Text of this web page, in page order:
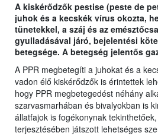
A kiskérődzők pestise (peste de
juhok és a kecskék vírus okozta,
tünetekkel, a száj és az
gyulladásával járó, bejelentési
betegsége. A betegség jelentős
A PPR megbetegíti a juhokat és a
vadon élő kiskérődzők is érintettek
hogy PPR megbetegedést néhány
szarvasmarhában és bivalyokban is
állatfajok is fogékonynak
terjesztésében játszott lehetséges